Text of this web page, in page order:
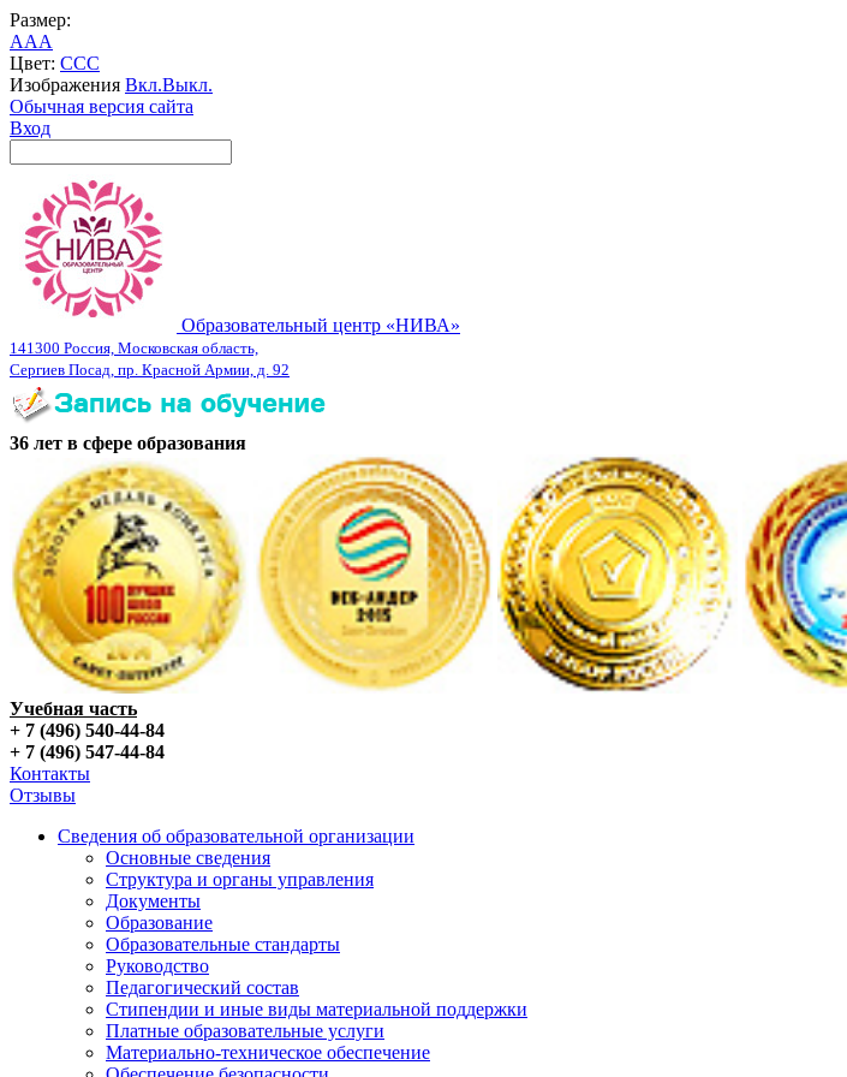
Размер:
AAA
Цвет: CCC
Изображения Вкл.Выкл.
Обычная версия сайта
Вход
Образовательный центр «НИВА»
141300 Россия, Московская область,
Сергиев Посад, пр. Красной Армии, д. 92
36 лет в сфере образования
Учебная часть
+ 7 (496) 540-44-84
+ 7 (496) 547-44-84
Контакты
Отзывы
Сведения об образовательной организации
Основные сведения
Структура и органы управления
Документы
Образование
Образовательные стандарты
Руководство
Педагогический состав
Стипендии и иные виды материальной поддержки
Платные образовательные услуги
Материально-техническое обеспечение